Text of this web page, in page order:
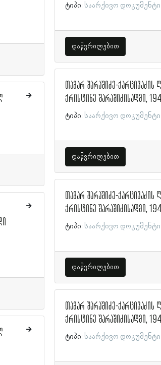
ტიპი: საარქივო დოკუმენტი
დაწვრილებით
თამარ შარაშიძე-ქარცივაძის
ქრისტინე შარაშიძისადმი,
ტიპი: საარქივო დოკუმენტი
დაწვრილებით
თამარ შარაშიძე-ქარცივაძის
ქრისტინე შარაშიძისადმი,
ტიპი: საარქივო დოკუმენტი
დაწვრილებით
თამარ შარაშიძე-ქარცივაძის
ქრისტინე შარაშიძისადმი,
ტიპი: საარქივო დოკუმენტი